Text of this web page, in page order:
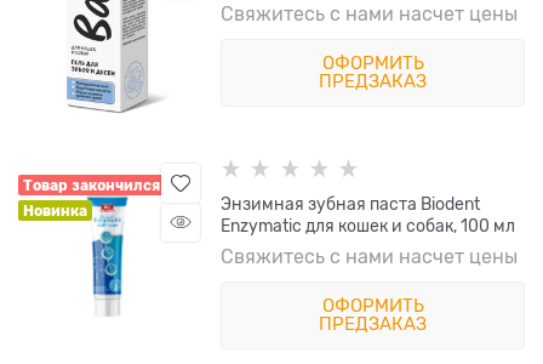
Свяжитесь с нами насчет цены
ОФОРМИТЬ
ПРЕДЗАКАЗ
Товар закончился
Новинка
Энзимная зубная паста Biodent
Enzymatic для кошек и собак, 100 мл
Свяжитесь с нами насчет цены
ОФОРМИТЬ
ПРЕДЗАКАЗ